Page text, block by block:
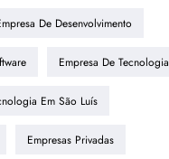
De Desenvolvimento
Empresa De Tecnologia
Em São Luís
Empresas Privadas